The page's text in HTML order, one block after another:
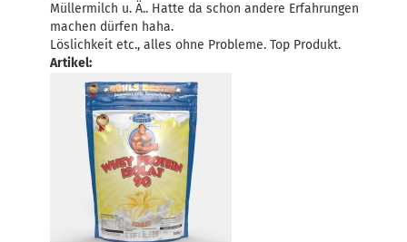
Müllermilch u. Ä.. Hatte da schon andere Erfahrungen
machen dürfen haha.
Löslichkeit etc., alles ohne Probleme. Top Produkt.
Artikel: